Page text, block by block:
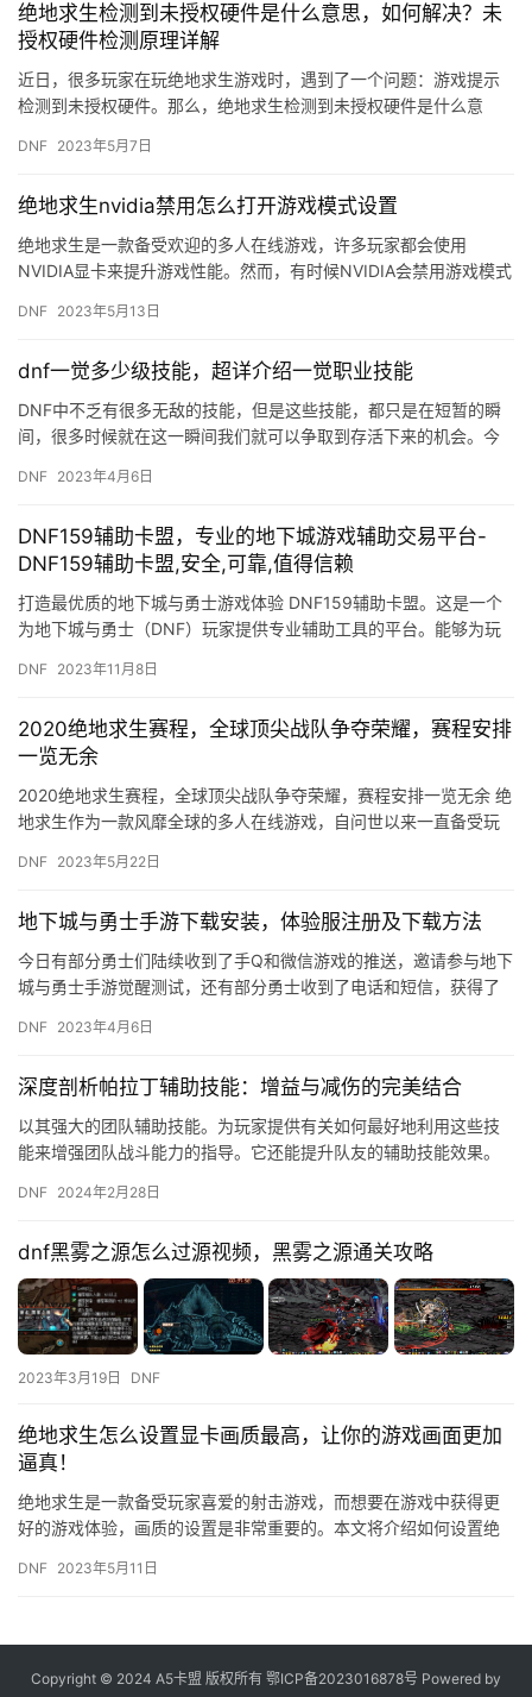
绝地求生检测到未授权硬件是什么意思，如何解决？未
授权硬件检测原理详解
近日，很多玩家在玩绝地求生游戏时，遇到了一个问题：游戏提示
检测到未授权硬件。那么，绝地求生检测到未授权硬件是什么意
硬件检…
DNF 2023年5月7日
绝地求生nvidia禁用怎么打开游戏模式设置
绝地求生是一款备受欢迎的多人在线游戏，许多玩家都会使用
NVIDIA显卡来提升游戏性能。然而，有时候NVIDIA会禁用游戏模式
DNF 2023年5月13日
dnf一觉多少级技能，超详介绍一觉职业技能
DNF中不乏有很多无敌的技能，但是这些技能，都只是在短暂的瞬
间，很多时候就在这一瞬间我们就可以争取到存活下来的机会。今
极…
DNF 2023年4月6日
DNF159辅助卡盟，专业的地下城游戏辅助交易平台-
DNF159辅助卡盟,安全,可靠,值得信赖
打造最优质的地下城与勇士游戏体验 DNF159辅助卡盟。这是一个
为地下城与勇士（DNF）玩家提供专业辅助工具的平台。能够为玩
DNF 2023年11月8日
2020绝地求生赛程，全球顶尖战队争夺荣耀，赛程安排
一览无余
2020绝地求生赛程，全球顶尖战队争夺荣耀，赛程安排一览无余 绝
地求生作为一款风靡全球的多人在线游戏，自问世以来一直备受玩
DNF 2023年5月22日
地下城与勇士手游下载安装，体验服注册及下载方法
今日有部分勇士们陆续收到了手Q和微信游戏的推送，邀请参与地下
城与勇士手游觉醒测试，还有部分勇士收到了电话和短信，获得了
的勇…
DNF 2023年4月6日
深度剖析帕拉丁辅助技能：增益与减伤的完美结合
以其强大的团队辅助技能。为玩家提供有关如何最好地利用这些技
能来增强团队战斗能力的指导。它还能提升队友的辅助技能效果。
DNF 2024年2月28日
dnf黑雾之源怎么过源视频，黑雾之源通关攻略
2023年3月19日 DNF
绝地求生怎么设置显卡画质最高，让你的游戏画面更加
逼真！
绝地求生是一款备受玩家喜爱的射击游戏，而想要在游戏中获得更
好的游戏体验，画质的设置是非常重要的。本文将介绍如何设置绝
设置…
DNF 2023年5月11日
Copyright © 2024 A5卡盟 版权所有 鄂ICP备2023016878号 Powered by